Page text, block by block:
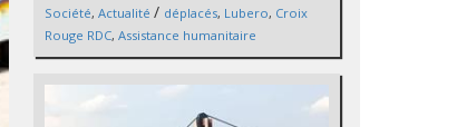
Société, Actualité / déplacés, Lubero, Croix
Rouge RDC, Assistance humanitaire